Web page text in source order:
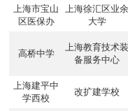
上海市宝山
区医保办
上海徐汇区业余
大学
高桥中学
上海教育技术装
备服务中心
上海建平中
学西校
改扩建学校